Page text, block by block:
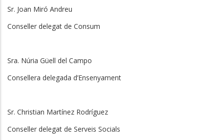
Sr. Joan Miró Andreu
Conseller delegat de Consum
Sra. Núria Güell del Campo
Consellera delegada d’Ensenyament
Sr. Christian Martínez Rodríguez
Conseller delegat de Serveis Socials